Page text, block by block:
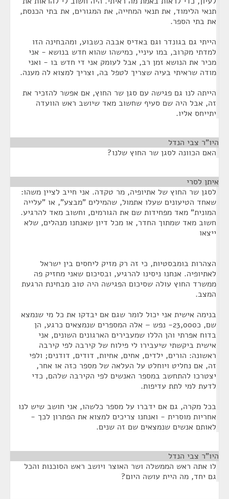
תנאי הלימוד, את תנאי המחייה, את המגורים, את בתי הכנסת,
את בתי הספר.
הייתי גם בגונדר וגם באדיס אבבה כשבוע, ומהבחינה הזו
למדתי מקרוב, במו עיניי, כמישהו שהוא חדש בנושא - אני
מכיר את הנושא זמן רב, אבל לעומק אני די חדש בו - ואני
מודה שראיתי בעיה שצריך לטפל בה, וצריך למצוא לה מענה.
הייתה לנו גם פגישה עם סגן שר החוץ, אם אפשר להזכיר את
זה, אבל היה שם סעיף שחשוב מאד שיושב ראש הוועדה
יתייחס אליו.
היו"ר צבי הנדל
האם הכוונה לסגן שר החוץ שלנו?
איתן לסרי
לסגן שר החוץ של אתיופיה, מר טקדה. אני חייב לציין משהו:
שאחד הטיעונים שעלו אתמול, שהמילים "מבצע", או "עלייה
המונית" מאד מפחידות שם את הגורמים, וחשוב מאד להרגיע.
חשוב מאד שמתוך החדר, או מכל דיון שאנחנו מנהלים, שלא
ייצאו
הצהרות בומבסטיות, כי זה רק מזיק ליחסים בין ישראל
לאתיופיה. אנחנו ניסינו להרגיע, ובסיכום שאני מחזיק פה
ממשרד החוץ עולה שסיכום הפגישה היה טוב מבחינת הרגעת
המצב.
בנימה אישית אני יכול לומר שגם אם יבדקו את כל מי שנמצא
שם, כ23,000- נפש – אלה המספרים שנמצאים כרגע, הן
בדוח אפרתי והן הללו שמעבירים הארגונים השונים, אני
אישית ביקשתי שיעבירו לי פילוח של קירבה לפי קירבה
ראשונה: הורים, ילדים, אחים, אחיות, דודים, דודנים; ולפי
זה, אם נחליט ויוחלט על העלאה של מספר כזה או אחר,
יצטרכו להתחשב במספר האנשים לפי הקירבה שלהם, כדי
לדעת למי לתת עדיפות.
בכל מקרה, גם אם ידברו על מספר כלשהו, אני חושב שיש לנו
אחריות מוסרית - ואנחנו צריכים למצוא את הפתרון לכך -
לאותם אנשים שנמצאים שם זה שנים.
היו"ר צבי הנדל
לו אתה ראש הממשלה ושר האוצר ויושב ראש הסוכנות והכל
גם יחד, מה היית עושה היום?